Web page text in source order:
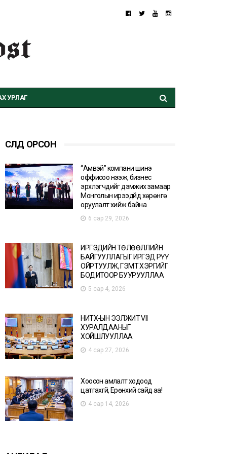
УРЛАГ
СҮҮЛД ОРСОН
“Амвэй” компани шинэ
оффисоо нээж, бизнес
эрхлэгчдийг дэмжих замаар
Монголын ирээдүйд хөрөнгө
оруулалт хийж байна
6 сар 29, 2026
ИРГЭДИЙН ТӨЛӨӨЛЛИЙН
БАЙГУУЛЛАГЫГ ИРГЭД РҮҮ
ОЙРТУУЛЖ, ГЭМТ ХЭРГИЙГ
БОДИТООР БУУРУУЛЛАА
5 сар 4, 2026
НИТХ-ЫН ЭЭЛЖИТ VII
ХУРАЛДААНЫГ
ХОЙШЛУУЛЛАА
4 сар 27, 2026
Хоосон амлалт ходоод
цатгахгүй, Ерөнхий сайд аа!
4 сар 14, 2026